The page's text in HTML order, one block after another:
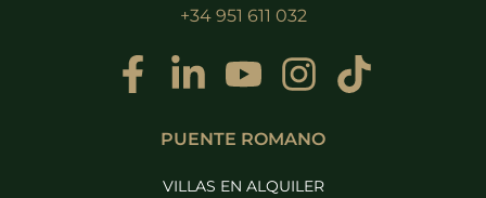
+34 951 611 032
PUENTE ROMANO
VILLAS EN ALQUILER